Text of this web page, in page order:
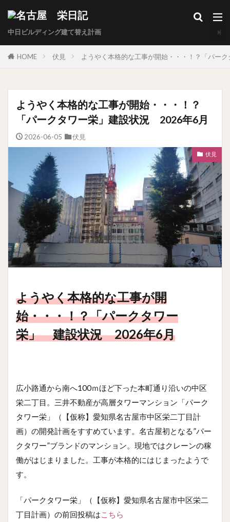
中日ビルディング建て替え計画
HOME 伏見 ようやく本格的な工事が開始・・・！？「パー
ようやく本格的な工事が開始・・・！？
「パークタワー栄」建設状況 2026年6月
2026-06-05 伏見
伏見
ようやく本格的な工事が開
始・・・！？「パークタワー
栄」 建設状況 2026年6月
広小路通から南へ100ｍほど下った本町通り沿いの中区
栄二丁目。三井不動産が高層タワーマンション「パーク
タワー栄」（【仮称】愛知県名古屋市中区栄二丁目計
画）の開発計画をすすめています。名古屋初となる”パー
クタワー”ブランドのマンション。現地ではクレーンの稼
働がはじまりました。工事が本格的にはじまったようで
す。
「パークタワー栄」（【仮称】愛知県名古屋市中区栄二
丁目計画）の前回投稿は こちら